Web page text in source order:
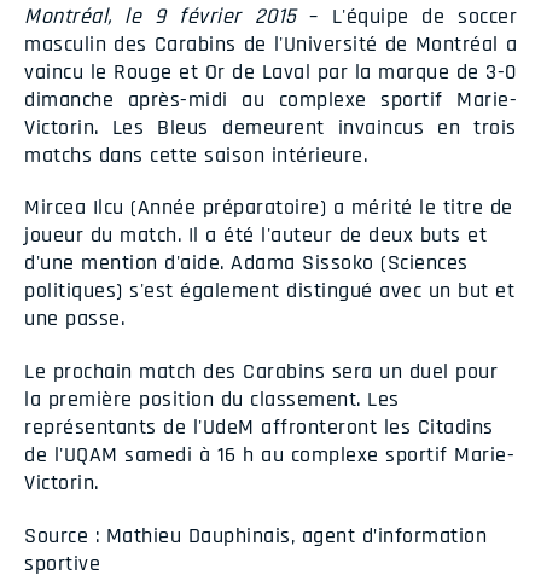
Montréal, le 9 février 2015– L'équipe de soccer
masculin des Carabins de l'Université de Montréal a
vaincu le Rouge et Or de Laval par la marque de 3-0
dimanche après-midi au complexe sportif Marie-
Victorin. Les Bleus demeurent invaincus en trois
matchs dans cette saison intérieure.
Mircea Ilcu (Année préparatoire) a mérité le titre de
joueur du match. Il a été l'auteur de deux buts et
d'une mention d'aide. Adama Sissoko (Sciences
politiques) s'est également distingué avec un but et
une passe.
Le prochain match des Carabins sera un duel pour
la première position du classement. Les
représentants de l'UdeM affronteront les Citadins
de l'UQAM samedi à 16 h au complexe sportif Marie-
Victorin.
Source : Mathieu Dauphinais, agent d’information
sportive